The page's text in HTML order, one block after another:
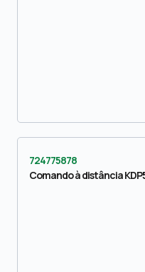
724775878
Comando à distância